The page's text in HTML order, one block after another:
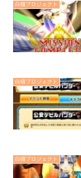
白猫プロジェクト
白猫プロジェクト
白猫プロジェクト